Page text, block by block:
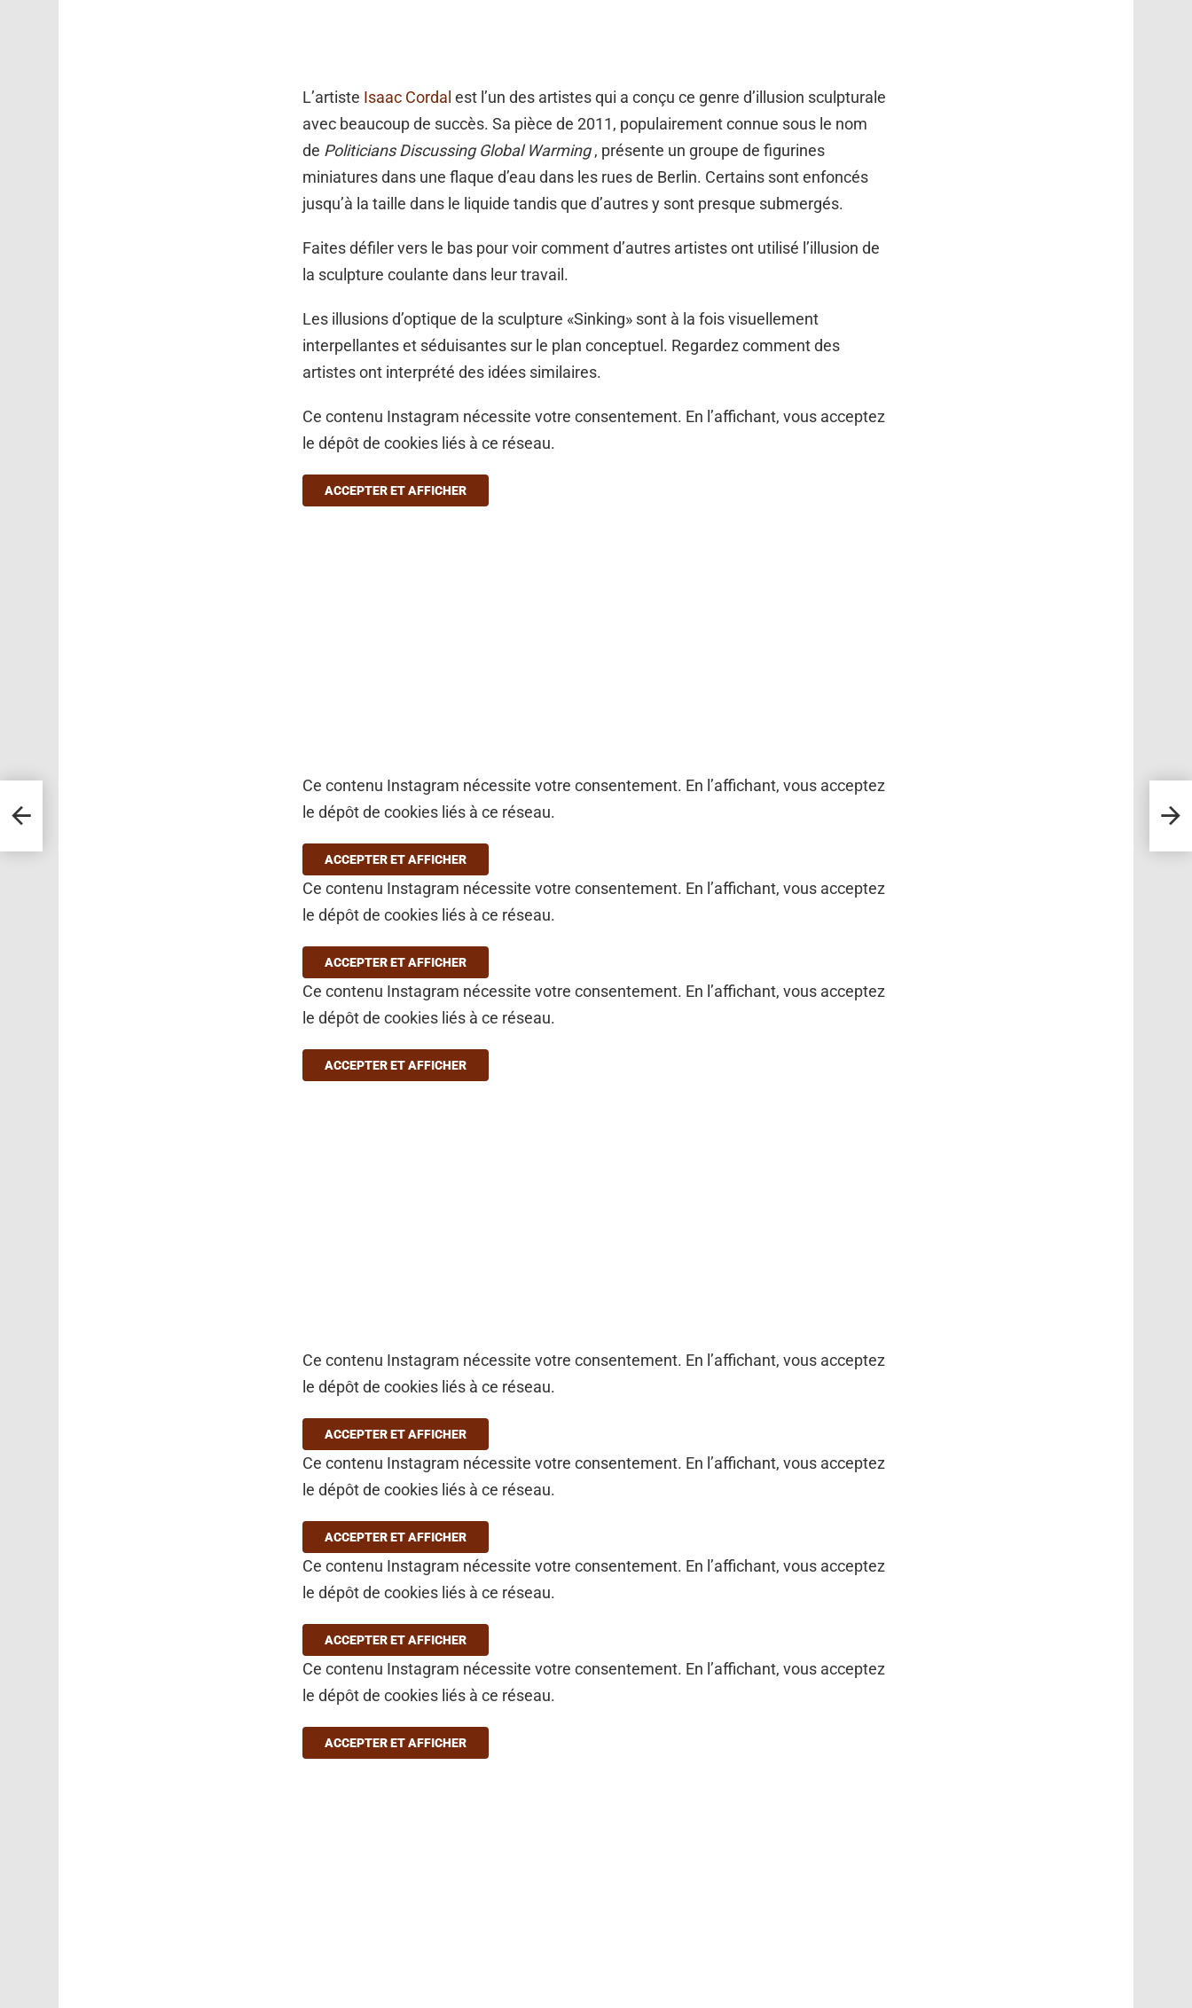
L’artiste Isaac Cordal est l’un des artistes qui a conçu ce genre d’illusion sculpturale
avec beaucoup de succès. Sa pièce de 2011, populairement connue sous le nom
de Politicians Discussing Global Warming, présente un groupe de figurines
miniatures dans une flaque d’eau dans les rues de Berlin. Certains sont enfoncés
jusqu’à la taille dans le liquide tandis que d’autres y sont presque submergés.
Faites défiler vers le bas pour voir comment d’autres artistes ont utilisé l’illusion de
la sculpture coulante dans leur travail.
Les illusions d’optique de la sculpture «Sinking» sont à la fois visuellement
interpellantes et séduisantes sur le plan conceptuel. Regardez comment des
artistes ont interprété des idées similaires.
Ce contenu Instagram nécessite votre consentement. En l’affichant, vous acceptez
le dépôt de cookies liés à ce réseau.
ACCEPTER ET AFFICHER
Ce contenu Instagram nécessite votre consentement. En l’affichant, vous acceptez
le dépôt de cookies liés à ce réseau.
ACCEPTER ET AFFICHER
Ce contenu Instagram nécessite votre consentement. En l’affichant, vous acceptez
le dépôt de cookies liés à ce réseau.
ACCEPTER ET AFFICHER
Ce contenu Instagram nécessite votre consentement. En l’affichant, vous acceptez
le dépôt de cookies liés à ce réseau.
ACCEPTER ET AFFICHER
Ce contenu Instagram nécessite votre consentement. En l’affichant, vous acceptez
le dépôt de cookies liés à ce réseau.
ACCEPTER ET AFFICHER
Ce contenu Instagram nécessite votre consentement. En l’affichant, vous acceptez
le dépôt de cookies liés à ce réseau.
ACCEPTER ET AFFICHER
Ce contenu Instagram nécessite votre consentement. En l’affichant, vous acceptez
le dépôt de cookies liés à ce réseau.
ACCEPTER ET AFFICHER
Ce contenu Instagram nécessite votre consentement. En l’affichant, vous acceptez
le dépôt de cookies liés à ce réseau.
ACCEPTER ET AFFICHER